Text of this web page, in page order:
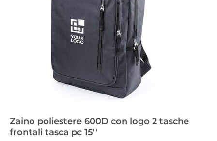
Zaino poliestere 600D con logo 2 tasche
frontali tasca pc 15''